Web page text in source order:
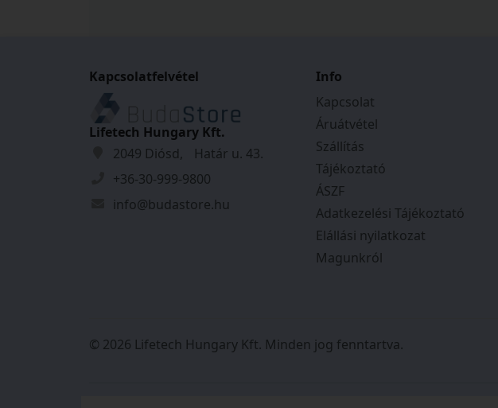
rögzítő csavarral áruljuk
felár ellenébe azonos zárlattal és további kulcsokkal is rendelhető
Tulajdonságok
Anyag: Réz
Szín:
Nikkel
Kapcsolatfelvétel
Lifetech Hungary Kft.
2049 Diósd, Határ u. 43.
+36-30-999-9800
info@budastore.hu
Info
Kapcsolat
Áruátvétel
Szállítás
Tájékoztató
ÁSZF
Adatkezelési Tájékoztató
Elállási nyilatkozat
Magunkról
© 2026 Lifetech Hungary Kft. Minden jog fenntartva.